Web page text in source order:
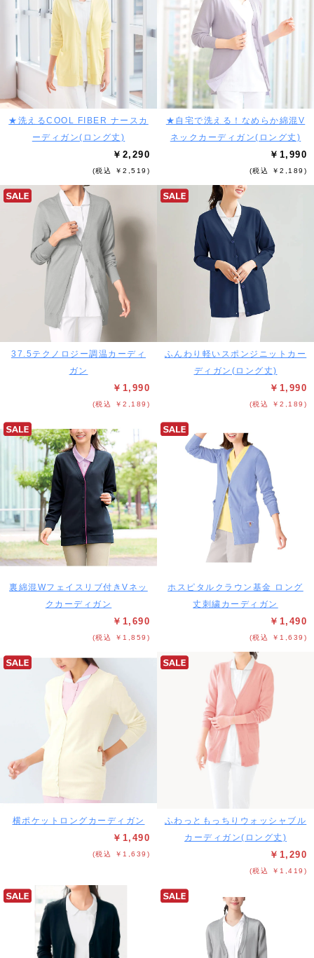
★洗えるCOOL FIBER ナースカ
ーディガン(ロング丈)
￥2,290
(税込 ￥2,519)
★自宅で洗える！なめらか綿混V
ネックカーディガン(ロング丈)
￥1,990
(税込 ￥2,189)
37.5テクノロジー調温カーディ
ガン
￥1,990
(税込 ￥2,189)
ふんわり軽いスポンジニットカー
ディガン(ロング丈)
￥1,990
(税込 ￥2,189)
裏綿混Wフェイスリブ付きVネッ
クカーディガン
￥1,690
(税込 ￥1,859)
ホスピタルクラウン基金 ロング
丈刺繍カーディガン
￥1,490
(税込 ￥1,639)
横ポケットロングカーディガン
￥1,490
(税込 ￥1,639)
ふわっともっちりウォッシャブル
カーディガン(ロング丈)
￥1,290
(税込 ￥1,419)